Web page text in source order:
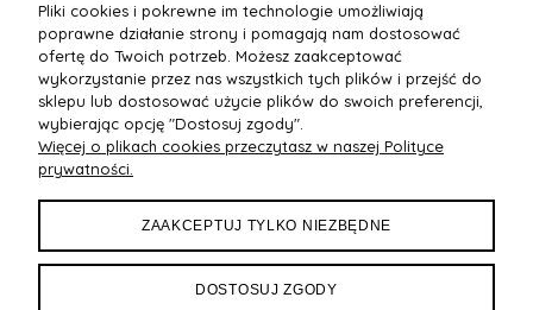
260,40 zł
Do Koszyka
POMOC
DOSTAWA
MOJE KONTO
Pliki cookies i pokrewne im technologie umożliwiają
poprawne działanie strony i pomagają nam dostosować
ofertę do Twoich potrzeb. Możesz zaakceptować
wykorzystanie przez nas wszystkich tych plików i przejść do
sklepu lub dostosować użycie plików do swoich preferencji,
wybierając opcję "Dostosuj zgody".
Więcej o plikach cookies przeczytasz w naszej Polityce
prywatności.
ZAAKCEPTUJ TYLKO NIEZBĘDNE
DOSTOSUJ ZGODY